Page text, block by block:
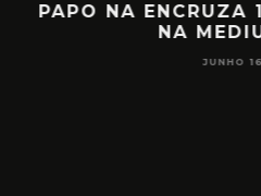
PAPO NA ENCRUZA
NA
JUNHO